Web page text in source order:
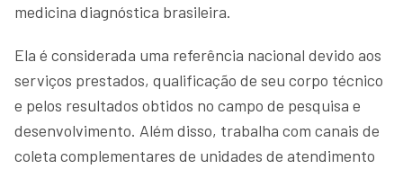
medicina diagnóstica brasileira.
Ela é considerada uma referência nacional devido aos
serviços prestados, qualificação de seu corpo técnico
e pelos resultados obtidos no campo de pesquisa e
desenvolvimento. Além disso, trabalha com canais de
coleta complementares de unidades de atendimento